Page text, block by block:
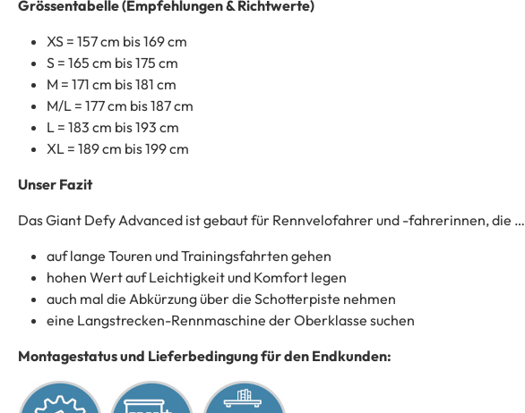
Grössentabelle (Empfehlungen & Richtwerte)
XS = 157 cm bis 169 cm
S = 165 cm bis 175 cm
M = 171 cm bis 181 cm
M/L = 177 cm bis 187 cm
L = 183 cm bis 193 cm
XL = 189 cm bis 199 cm
Unser Fazit
Das Giant Defy Advanced ist gebaut für Rennvelofahrer und -fahrerinnen, die …
auf lange Touren und Trainingsfahrten gehen
hohen Wert auf Leichtigkeit und Komfort legen
auch mal die Abkürzung über die Schotterpiste nehmen
eine Langstrecken-Rennmaschine der Oberklasse suchen
Montagestatus und Lieferbedingung für den Endkunden: